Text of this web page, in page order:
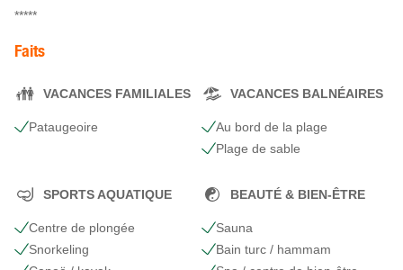
*****
Faits
VACANCES FAMILIALES
Pataugeoire
VACANCES BALNÉAIRES
Au bord de la plage
Plage de sable
SPORTS AQUATIQUE
Centre de plongée
Snorkeling
BEAUTÉ & BIEN-ÊTRE
Sauna
Bain turc / hammam